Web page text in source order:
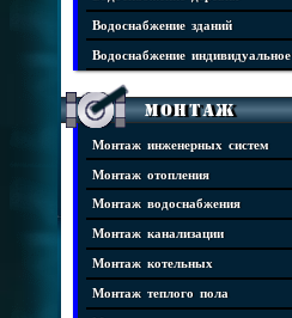
Водоснабжение зданий
Водоснабжение индивидуальное
Монтаж
Монтаж инженерных систем
Монтаж отопления
Монтаж водоснабжения
Монтаж канализации
Монтаж котельных
Монтаж теплого пола